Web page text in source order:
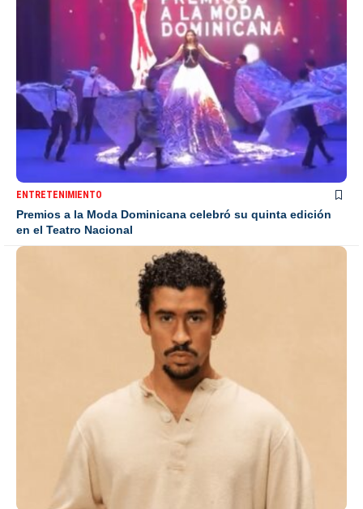
ENTRETENIMIENTO
Premios a la Moda Dominicana celebró su quinta edición
en el Teatro Nacional